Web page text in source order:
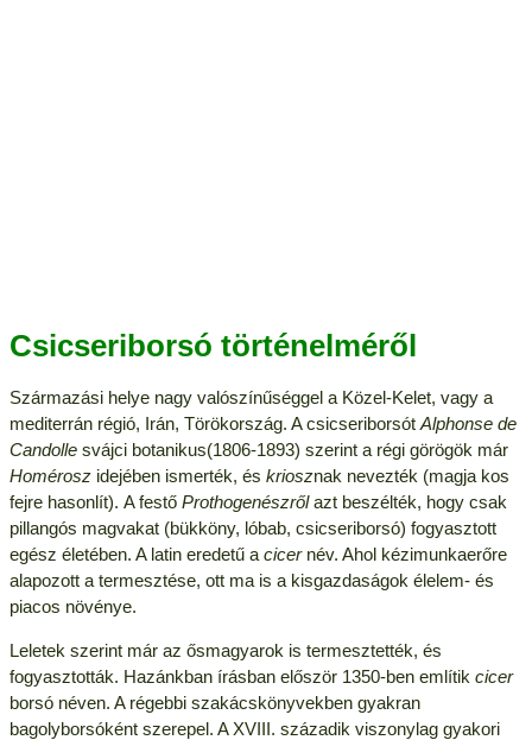
Csicseriborsó történelméről
Származási helye nagy valószínűséggel a Közel-Kelet, vagy a
mediterrán régió, Irán, Törökország. A csicseriborsót Alphonse de
Candollesvájci botanikus(1806-1893) szerint a régi görögök már
Homéroszidejében ismerték, és kriosznak nevezték (magja kos
fejre hasonlít). Α festő Prothogenészrőlazt beszélték, hogy csak
pillangós magvakat (bükköny, lóbab, csicseriborsó) fogyasztott
egész életében. A latin eredetű a cicernév. Ahol kézimunkaerőre
alapozott a termesztése, ott ma is a kisgazdaságok élelem- és
piacos növénye.
Leletek szerint már az ősmagyarok is termesztették, és
fogyasztották. Hazánkban írásban először 1350-ben említik cicer
borsó néven. A régebbi szakácskönyvekben gyakran
bagolyborsóként szerepel. A XVIII. századik viszonylag gyakori